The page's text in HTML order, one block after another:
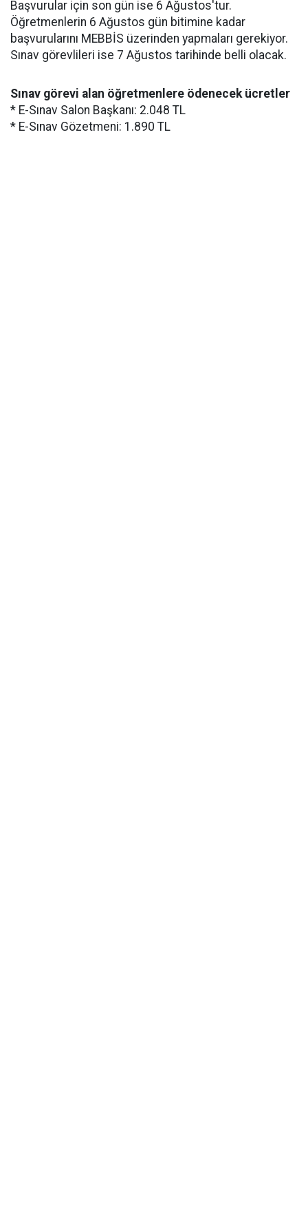
Başvurular için son gün ise 6 Ağustos'tur.
Öğretmenlerin 6 Ağustos gün bitimine kadar
başvurularını MEBBİS üzerinden yapmaları gerekiyor.
Sınav görevlileri ise 7 Ağustos tarihinde belli olacak.
Sınav görevi alan öğretmenlere ödenecek ücretler
* E-Sınav Salon Başkanı: 2.048 TL
* E-Sınav Gözetmeni: 1.890 TL